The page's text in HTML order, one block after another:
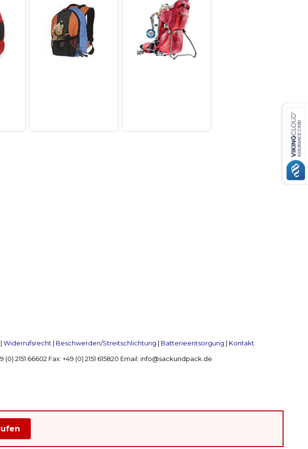
| Widerrufsrecht | Beschwerden/Streitschlichtung | Batterieentsorgung | Kontakt
2151 66602 Fax: +49 (0) 2151 615820 Email: info@sackundpack.de